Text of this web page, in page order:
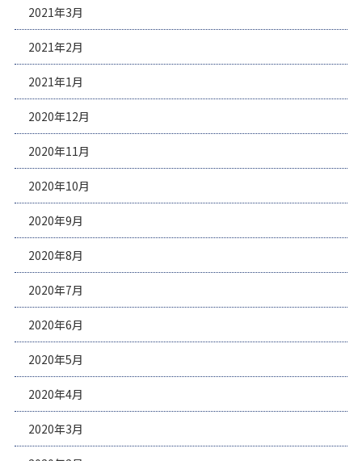
2021年3月
2021年2月
2021年1月
2020年12月
2020年11月
2020年10月
2020年9月
2020年8月
2020年7月
2020年6月
2020年5月
2020年4月
2020年3月